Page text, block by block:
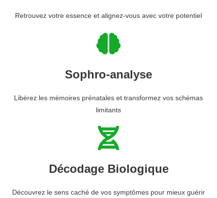
Retrouvez votre essence et alignez-vous avec votre potentiel
Sophro-analyse
Libérez les mémoires prénatales et transformez vos schémas
limitants
Décodage Biologique
Découvrez le sens caché de vos symptômes pour mieux guérir